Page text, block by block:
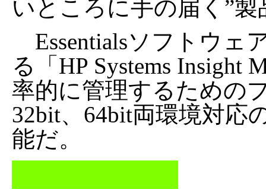
いところに手の届く”
Essentialsソフトウェ
る「HP Systems Insight
率的に管理するための
32bit、64bit両環境対応
能だ。